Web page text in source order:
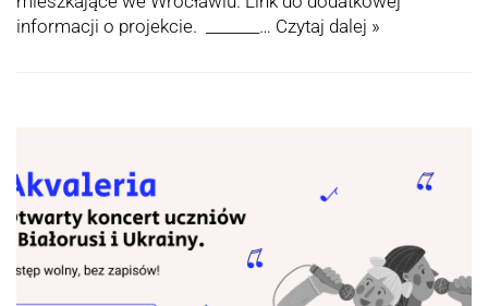
informacji o projekcie. _______… Czytaj dalej »